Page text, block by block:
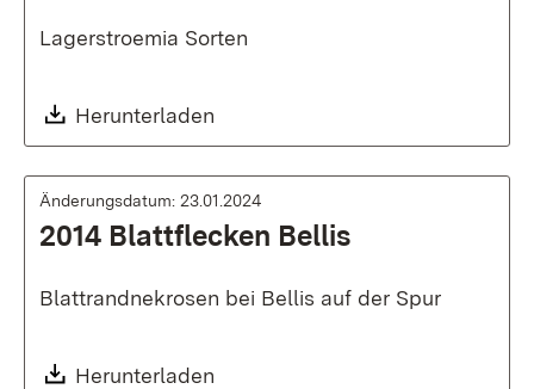
Lagerstroemia Sorten
Download:
Herunterladen
Änderungsdatum: 23.01.2024
2014 Blattflecken Bellis
Blattrandnekrosen bei Bellis auf der Spur
Download:
Herunterladen